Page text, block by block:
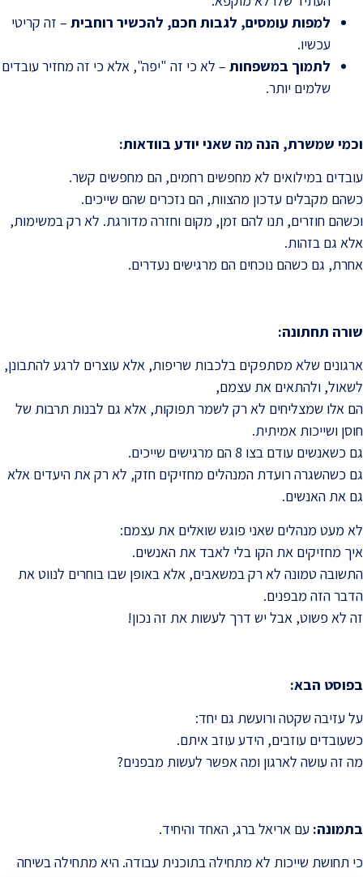
למפות עומסים, לגבות חכם, להכשיר רוחבית – זה קריטי
עכשיו.
לתמוך במשפחות – לא כי זה "יפה", אלא כי זה מחזיר עובדים
שלמים יותר.
וכמי שמשרת, הנה מה שאני יודע בוודאות:
עובדים במילואים לא מחפשים רחמים, הם מחפשים קשר.
כשהם מקבלים עדכון מהצוות, הם נזכרים שהם שייכים.
וכשהם חוזרים, תנו להם זמן, מקום וחזרה מדורגת. לא רק במשימות,
אלא גם בזהות.
אחרת, גם כשהם נוכחים הם מרגישים נעדרים.
שורה תחתונה:
ארגונים שלא מסתפקים בלכבות שריפות, אלא עוצרים לרגע להתבונן,
לשאול, ולהתאים את עצמם,
הם אלו שמצליחים לא רק לשמר תפוקות, אלא גם לבנות תרבות של
חוסן ושייכות אמיתית.
גם כשאנשים עודם בצו 8 הם מרגישים שייכים.
גם כשהשגרה רועדת המנהלים מחזיקים חזק, לא רק את היעדים אלא
גם את האנשים.
לא מעט מנהלים שאני פוגש שואלים את עצמם:
איך מחזיקים את הקו בלי לאבד את האנשים.
התשובה טמונה לא רק במשאבים, אלא באופן שבו בוחרים לנווט את
הדבר הזה מבפנים.
זה לא פשוט, אבל יש דרך לעשות את זה נכון!
בפוסט הבא:
על עזיבה שקטה ורועשת גם יחד:
כשעובדים עוזבים, הידע עוזב איתם.
מה זה עושה לארגון ומה אפשר לעשות מבפנים?
בתמונה: עם אריאל ברג, האחד והיחיד.
כי תחושת שייכות לא מתחילה בתוכנית עבודה. היא מתחילה בשיחה